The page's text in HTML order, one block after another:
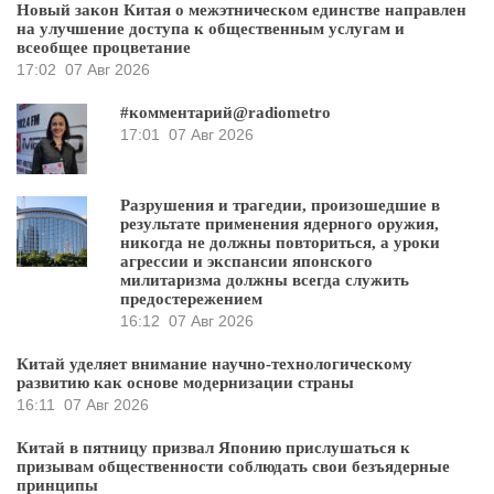
Новый закон Китая о межэтническом единстве направлен
на улучшение доступа к общественным услугам и
всеобщее процветание
17:02 07 Авг 2026
#комментарий@radiometro
17:01
07 Авг 2026
Разрушения и трагедии, произошедшие в
результате применения ядерного оружия,
никогда не должны повториться, а уроки
агрессии и экспансии японского
милитаризма должны всегда служить
предостережением
16:12 07 Авг 2026
Китай уделяет внимание научно-технологическому
развитию как основе модернизации страны
16:11
07 Авг 2026
Китай в пятницу призвал Японию прислушаться к
призывам общественности соблюдать свои безъядерные
принципы